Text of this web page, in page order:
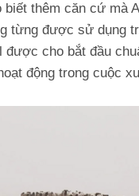
thêm căn cứ mà
từng được sử dụng
được cho bắt đầu
động trong cuộc